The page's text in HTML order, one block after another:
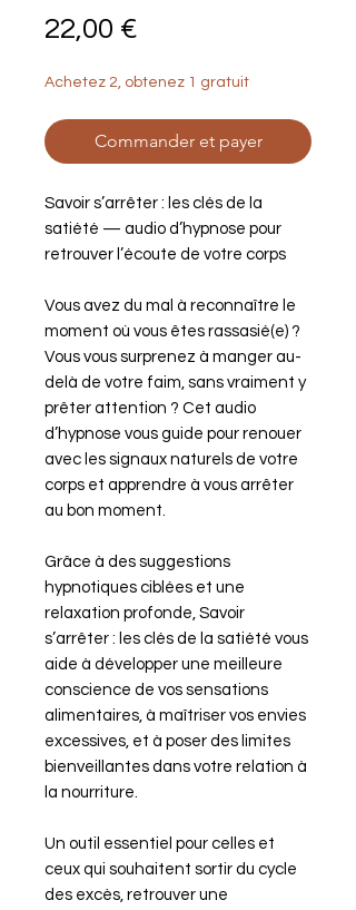
22,00 €
Achetez 2, obtenez 1 gratuit
Commander et payer
Savoir s’arrêter : les clés de la
satiété — audio d’hypnose pour
retrouver l’écoute de votre corps
Vous avez du mal à reconnaître le
moment où vous êtes rassasié(e) ?
Vous vous surprenez à manger au-
delà de votre faim, sans vraiment y
prêter attention ? Cet audio
d’hypnose vous guide pour renouer
avec les signaux naturels de votre
corps et apprendre à vous arrêter
au bon moment.
Grâce à des suggestions
hypnotiques ciblées et une
relaxation profonde, Savoir
s’arrêter : les clés de la satiété vous
aide à développer une meilleure
conscience de vos sensations
alimentaires, à maîtriser vos envies
excessives, et à poser des limites
bienveillantes dans votre relation à
la nourriture.
Un outil essentiel pour celles et
ceux qui souhaitent sortir du cycle
des excès, retrouver une